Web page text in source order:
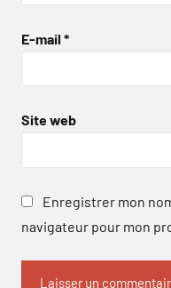
E-mail *
Site web
Enregistrer mon
navigateur pour mon